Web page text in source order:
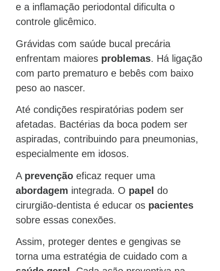
e a inflamação periodontal dificulta o
controle glicêmico.
Grávidas com saúde bucal precária
enfrentam maiores problemas. Há ligação
com parto prematuro e bebês com baixo
peso ao nascer.
Até condições respiratórias podem ser
afetadas. Bactérias da boca podem ser
aspiradas, contribuindo para pneumonias,
especialmente em idosos.
A prevenção eficaz requer uma
abordagem integrada. O papel do
cirurgião-dentista é educar os pacientes
sobre essas conexões.
Assim, proteger dentes e gengivas se
torna uma estratégia de cuidado com a